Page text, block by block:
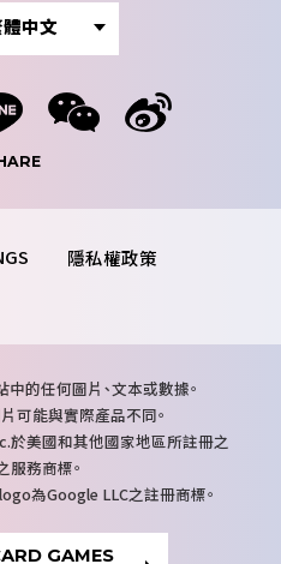
中文
隱私權政策
的任何圖片、文本或數據。
可能與實際產品不同。
於美國和其他國家地區所註冊之
務商標。
為Google LLC之註冊商標。
GAMES